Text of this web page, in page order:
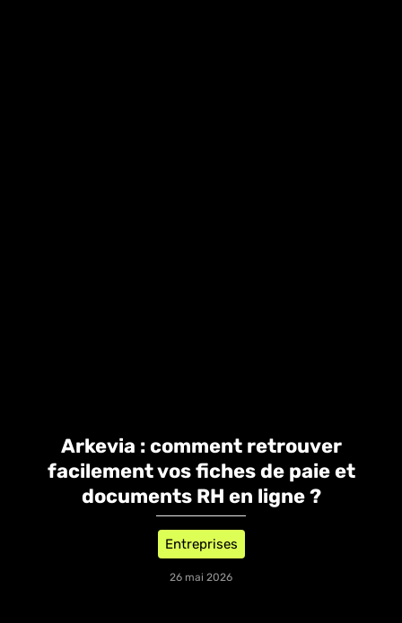
Arkevia : comment retrouver
facilement vos fiches de paie et
documents RH en ligne ?
Entreprises
26 mai 2026